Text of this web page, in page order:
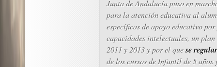
Junta de Andalucía puso en
para la atención educativa al
específicas de apoyo educativo
capacidades intelectuales, un
2011 y 2013 y por el quese
de los cursos de Infantil de 5